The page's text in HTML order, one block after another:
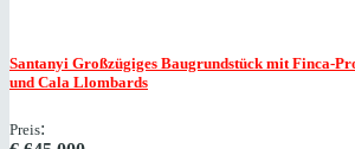
Santanyi Großzügiges Baugrundstück mit Finca-
und Cala Llombards
Preis: